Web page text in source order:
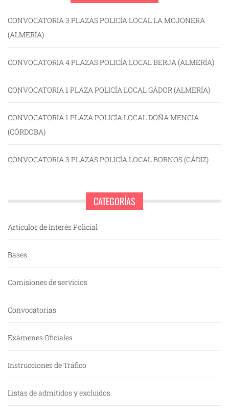
CONVOCATORIA 3 PLAZAS POLICÍA LOCAL LA MOJONERA
(ALMERÍA)
CONVOCATORIA 4 PLAZAS POLICÍA LOCAL BERJA (ALMERÍA)
CONVOCATORIA 1 PLAZA POLICÍA LOCAL GÁDOR (ALMERÍA)
CONVOCATORIA 1 PLAZA POLICÍA LOCAL DOÑA MENCIA
(CÓRDOBA)
CONVOCATORIA 3 PLAZAS POLICÍA LOCAL BORNOS (CÁDIZ)
CATEGORÍAS
Artículos de Interés Policial
Bases
Comisiones de servicios
Convocatorias
Exámenes Oficiales
Instrucciones de Tráfico
Listas de admitidos y excluidos